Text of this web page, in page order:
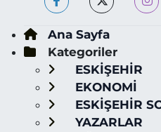
Ana Sayfa
Kategoriler
ESKİŞEHİR
EKONOMİ
ESKİŞEHİR
YAZARLAR